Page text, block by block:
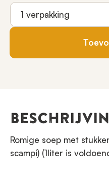
Romige soep met
scampi) (1liter is